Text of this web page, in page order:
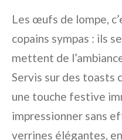
Les œufs de lompe,
copains sympas : ils
mettent de
Servis sur des toasts
une touche festive
impressionner sans
verrines élégantes,